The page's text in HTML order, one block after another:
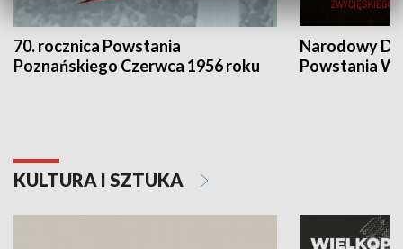
70. rocznica Powstania
Poznańskiego Czerwca 1956 roku
Narodowy
Powstania
KULTURA I SZTUKA